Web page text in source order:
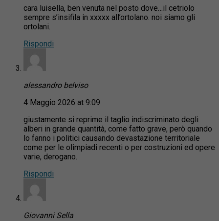
cara luisella, ben venuta nel posto dove…il cetriolo
sempre s’insifila in xxxxx all’ortolano. noi siamo gli
ortolani.
Rispondi
alessandro belviso
4 Maggio 2026 at 9:09
giustamente si reprime il taglio indiscriminato degli
alberi in grande quantità, come fatto grave, però quando
lo fanno i politici causando devastazione territoriale
come per le olimpiadi recenti o per costruzioni ed opere
varie, derogano.
Rispondi
Giovanni Sella